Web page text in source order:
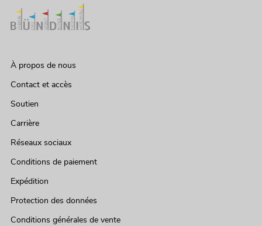
À propos de nous
Contact et accès
Soutien
Carrière
Réseaux sociaux
Conditions de paiement
Expédition
Protection des données
Conditions générales de vente